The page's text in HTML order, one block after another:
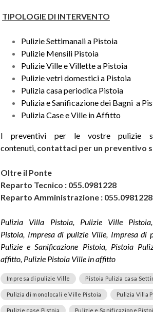
TIPOLOGIE DI INTERVENTO
Pulizie Settimanali a Pistoia
Pulizie Mensili Pistoia
Pulizie Ville e Villette a Pistoia
Pulizie vetri domestici a Pistoia
Pulizia casa periodica Pistoia
Pulizia e Sanificazione dei Bagni a
Pulizia Case e Ville in Affitto
I preventivi per le vostre pulizie
contenuti, contattaci per un preventivo
Oltre il Ponte
Reparto Tecnico : 055.0981228
Reparto Amministrazione : 055.0981228
Pulizia Villa Pistoia, Pulizie Ville
Pistoia, Impresa di pulizie Ville, Impresa
Pulizie e Sanificazione Pistoia, Pistoia
affitto, Pulizie Pistoia Ville in affitto
Impresa di pulizie Ville Pistoia Pulizia casa
Pulizia di monolocali e Ville Pistoia Pulizia Villa
Pulizie case Pistoia Pulizie e Sanificazione